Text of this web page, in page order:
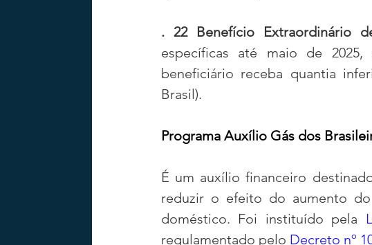
. 22 Benefício Extraordinário
específicas até maio de
beneficiário receba quantia
Brasil).
Programa Auxílio Gás dos
É um auxílio financeiro
reduzir o efeito do aumento
doméstico. Foi instituído pela
regulamentado pelo Decreto nº